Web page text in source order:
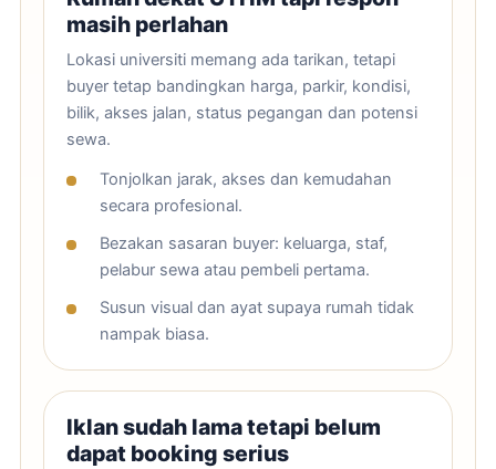
masih perlahan
Lokasi universiti memang ada tarikan, tetapi
buyer tetap bandingkan harga, parkir, kondisi,
bilik, akses jalan, status pegangan dan potensi
sewa.
Tonjolkan jarak, akses dan kemudahan
secara profesional.
Bezakan sasaran buyer: keluarga, staf,
pelabur sewa atau pembeli pertama.
Susun visual dan ayat supaya rumah tidak
nampak biasa.
Iklan sudah lama tetapi belum
dapat booking serius